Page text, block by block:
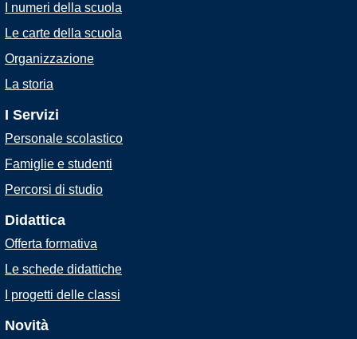
I numeri della scuola
Le carte della scuola
Organizzazione
La storia
I Servizi
Personale scolastico
Famiglie e studenti
Percorsi di studio
Didattica
Offerta formativa
Le schede didattiche
I progetti delle classi
Novità